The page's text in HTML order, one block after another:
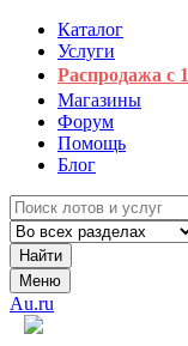
Каталог
Услуги
Распродажа с 1
Магазины
Форум
Помощь
Блог
Найти
Меню
Au.ru